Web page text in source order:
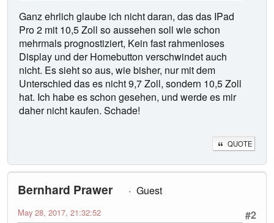
Ganz ehrlich glaube ich nicht daran, das das IPad
Pro 2 mit 10,5 Zoll so aussehen soll wie schon
mehrmals prognostiziert, Kein fast rahmenloses
Display und der Homebutton verschwindet auch
nicht. Es sieht so aus, wie bisher, nur mit dem
Unterschied das es nicht 9,7 Zoll, sondern 10,5 Zoll
hat. Ich habe es schon gesehen, und werde es mir
daher nicht kaufen. Schade!
QUOTE
Bernhard Prawer
Guest
#2
May 28, 2017, 21:32:52